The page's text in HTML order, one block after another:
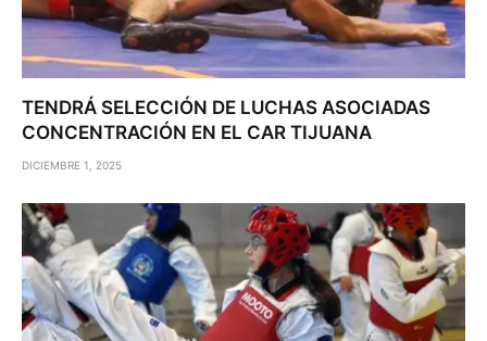
TENDRÁ SELECCIÓN DE LUCHAS ASOCIADAS
CONCENTRACIÓN EN EL CAR TIJUANA
DICIEMBRE 1, 2025